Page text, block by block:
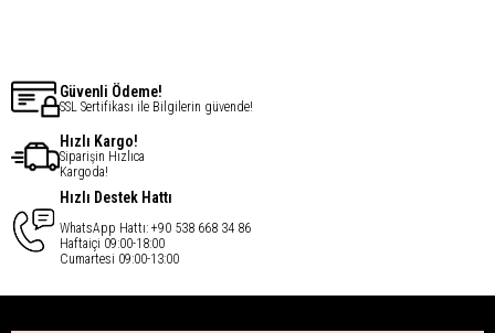
Güvenli Ödeme!
SSL Sertifikası ile Bilgilerin güvende!
Hızlı Kargo!
Siparişin Hızlıca
Kargoda!
Hızlı Destek Hattı
WhatsApp Hattı: +90 538 668 34 86
Haftaiçi 09:00-18:00
Cumartesi 09:00-13:00